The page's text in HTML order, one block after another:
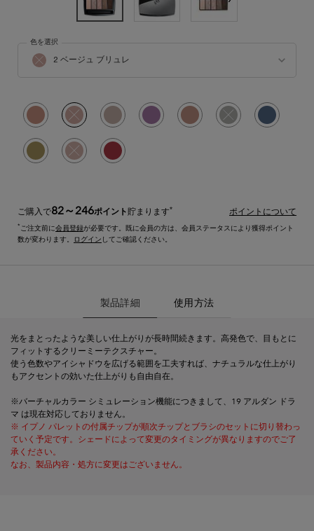
イプノ パレット の 色 を選択してください
2 ベージュ ブリュレ
色を選択
選択済み
1 フレンチ ヌード, 1/10
選択済み
商品バリエーションは在庫切れです, 2 ベージュ ブリュレ, 2/10
選択済み
4 トープ クレーズ, 3/10
選択済み
6 ルフレ ダメティスト, 4/10
選択済み
9 フレシェールロゼ, 5/10
選択済み
商品バリエーションは
選択済み
16 ドラマデ
選択済み
17 ブロンズ アプソリュ, 8/10
選択済み
商品バリエーションは在庫切れです, 18 ヌードスカルプチュラル,
選択済み
19 アルダン ドラマ, 10/10
ご購入で82～246ポイント 貯まります* ポイントについて
* ご注文前に会員登録が必要です。既に会員の方は、会員ステータスにより獲得ポイント
数が変わります。
ログイン してご確認ください。
製品詳細 使用方法
光をまとったような美しい仕上がりが長時間続きます。高発色で、目もとに
フィットするクリーミーテクスチャー。
使う色数やアイシャドウを広げる範囲を工夫すれば、ナチュラルな仕上がり
もアクセントの効いた仕上がりも自由自在。
※バーチャルカラー シミュレーション機能につきまして、19 アルダン ドラ
マ は現在対応しておりません。
※ イプノ パレットの付属チップが順次チップとブラシのセットに切り替わっ
ていく予定です。シェードによって変更のタイミングが異なりますのでご了
承ください。
なお、製品内容・処方に変更はございません。